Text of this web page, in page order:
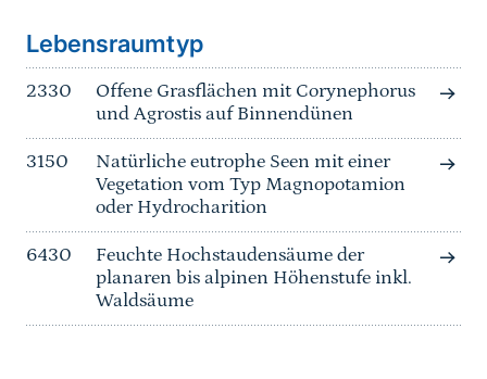
Lebensraumtyp
2330
Offene Grasflächen mit Corynephorus
und Agrostis auf Binnendünen
3150
Natürliche eutrophe Seen mit einer
Vegetation vom Typ Magnopotamion
oder Hydrocharition
6430
Feuchte Hochstaudensäume der
planaren bis alpinen Höhenstufe inkl.
Waldsäume